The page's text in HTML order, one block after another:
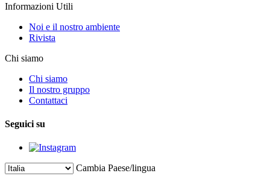
Informazioni Utili
Noi e il nostro ambiente
Rivista
Chi siamo
Chi siamo
Il nostro gruppo
Contattaci
Seguici su
Cambia Paese/lingua